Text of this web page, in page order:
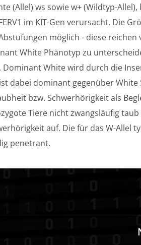
(Allel) ws sowie w+ (Wildtyp-
im KIT-Gen verursacht. Die
möglich - diese
White Phänotyp zu
White wird durch die
dabei dominant gegenüber
bzw. Schwerhörigkeit als
Tiere nicht zwangsläufig
auf. Die für das W-Allel
penetrant.